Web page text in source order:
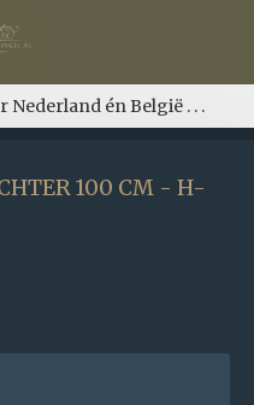
én België . . .
100 CM - H-